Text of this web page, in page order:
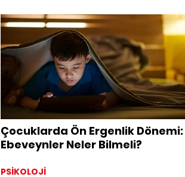
olabilir. Peki bu tekrarların arkasında sadece
alışkanlık mı var, yoksa çocuğun dünyayı
anlamlandırma biçimine dair daha derin bir
ihtiyaç mı?
Çocuklarda Ön Ergenlik Dönemi:
Ebeveynler Neler Bilmeli?
PSİKOLOJİ